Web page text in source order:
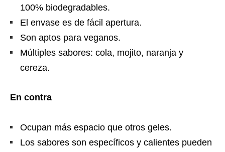
100% biodegradables.
El envase es de fácil apertura.
Son aptos para veganos.
Múltiples sabores: cola, mojito, naranja y
cereza.
En contra
Ocupan más espacio que otros geles.
Los sabores son específicos y calientes pueden